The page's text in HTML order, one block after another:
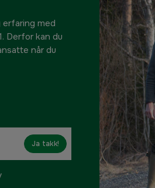
erfaring med
Derfor kan du
når du
Ja takk!